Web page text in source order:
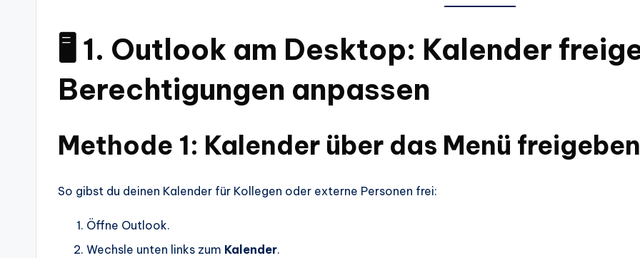
🖥️ 1. Outlook am Desktop: Kalender
Berechtigungen anpassen
Methode 1: Kalender über das Menü freigeben
So gibst du deinen Kalender für Kollegen oder externe Personen frei:
Öffne Outlook.
Wechsle unten links zum Kalender.